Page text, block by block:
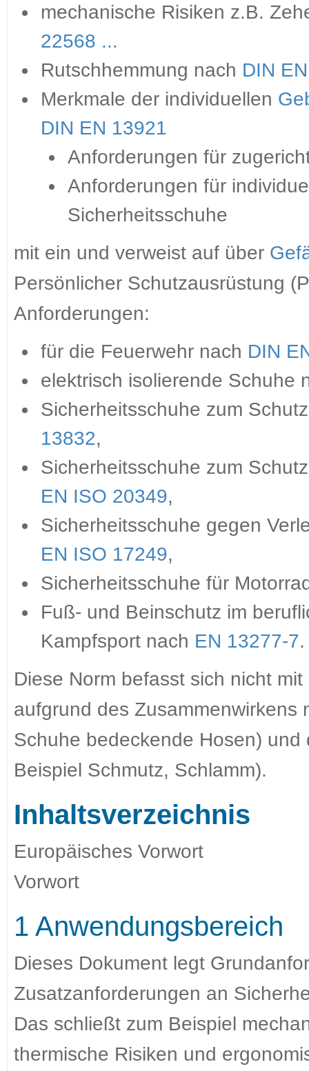
mechanische Risiken z.B.
22568 ...
Rutschhemmung nach DIN
Merkmale der individuellen
DIN EN 13921
Anforderungen für
Anforderungen für
Sicherheitsschuhe
mit ein und verweist auf über
Persönlicher Schutzausrüstung
Anforderungen:
für die Feuerwehr nach DIN
elektrisch isolierende Schuhe
Sicherheitsschuhe zum
13832,
Sicherheitsschuhe zum
EN ISO 20349,
Sicherheitsschuhe gegen
EN ISO 17249,
Sicherheitsschuhe für
Fuß- und Beinschutz im
Kampfsport nach EN 13277-7.
Diese Norm befasst sich nicht
aufgrund des Zusammenwirkens
Schuhe bedeckende Hosen)
Beispiel Schmutz, Schlamm).
Inhaltsverzeichnis
Europäisches Vorwort
Vorwort
1 Anwendungsbereich
Dieses Dokument legt
Zusatzanforderungen an
Das schließt zum Beispiel
thermische Risiken und